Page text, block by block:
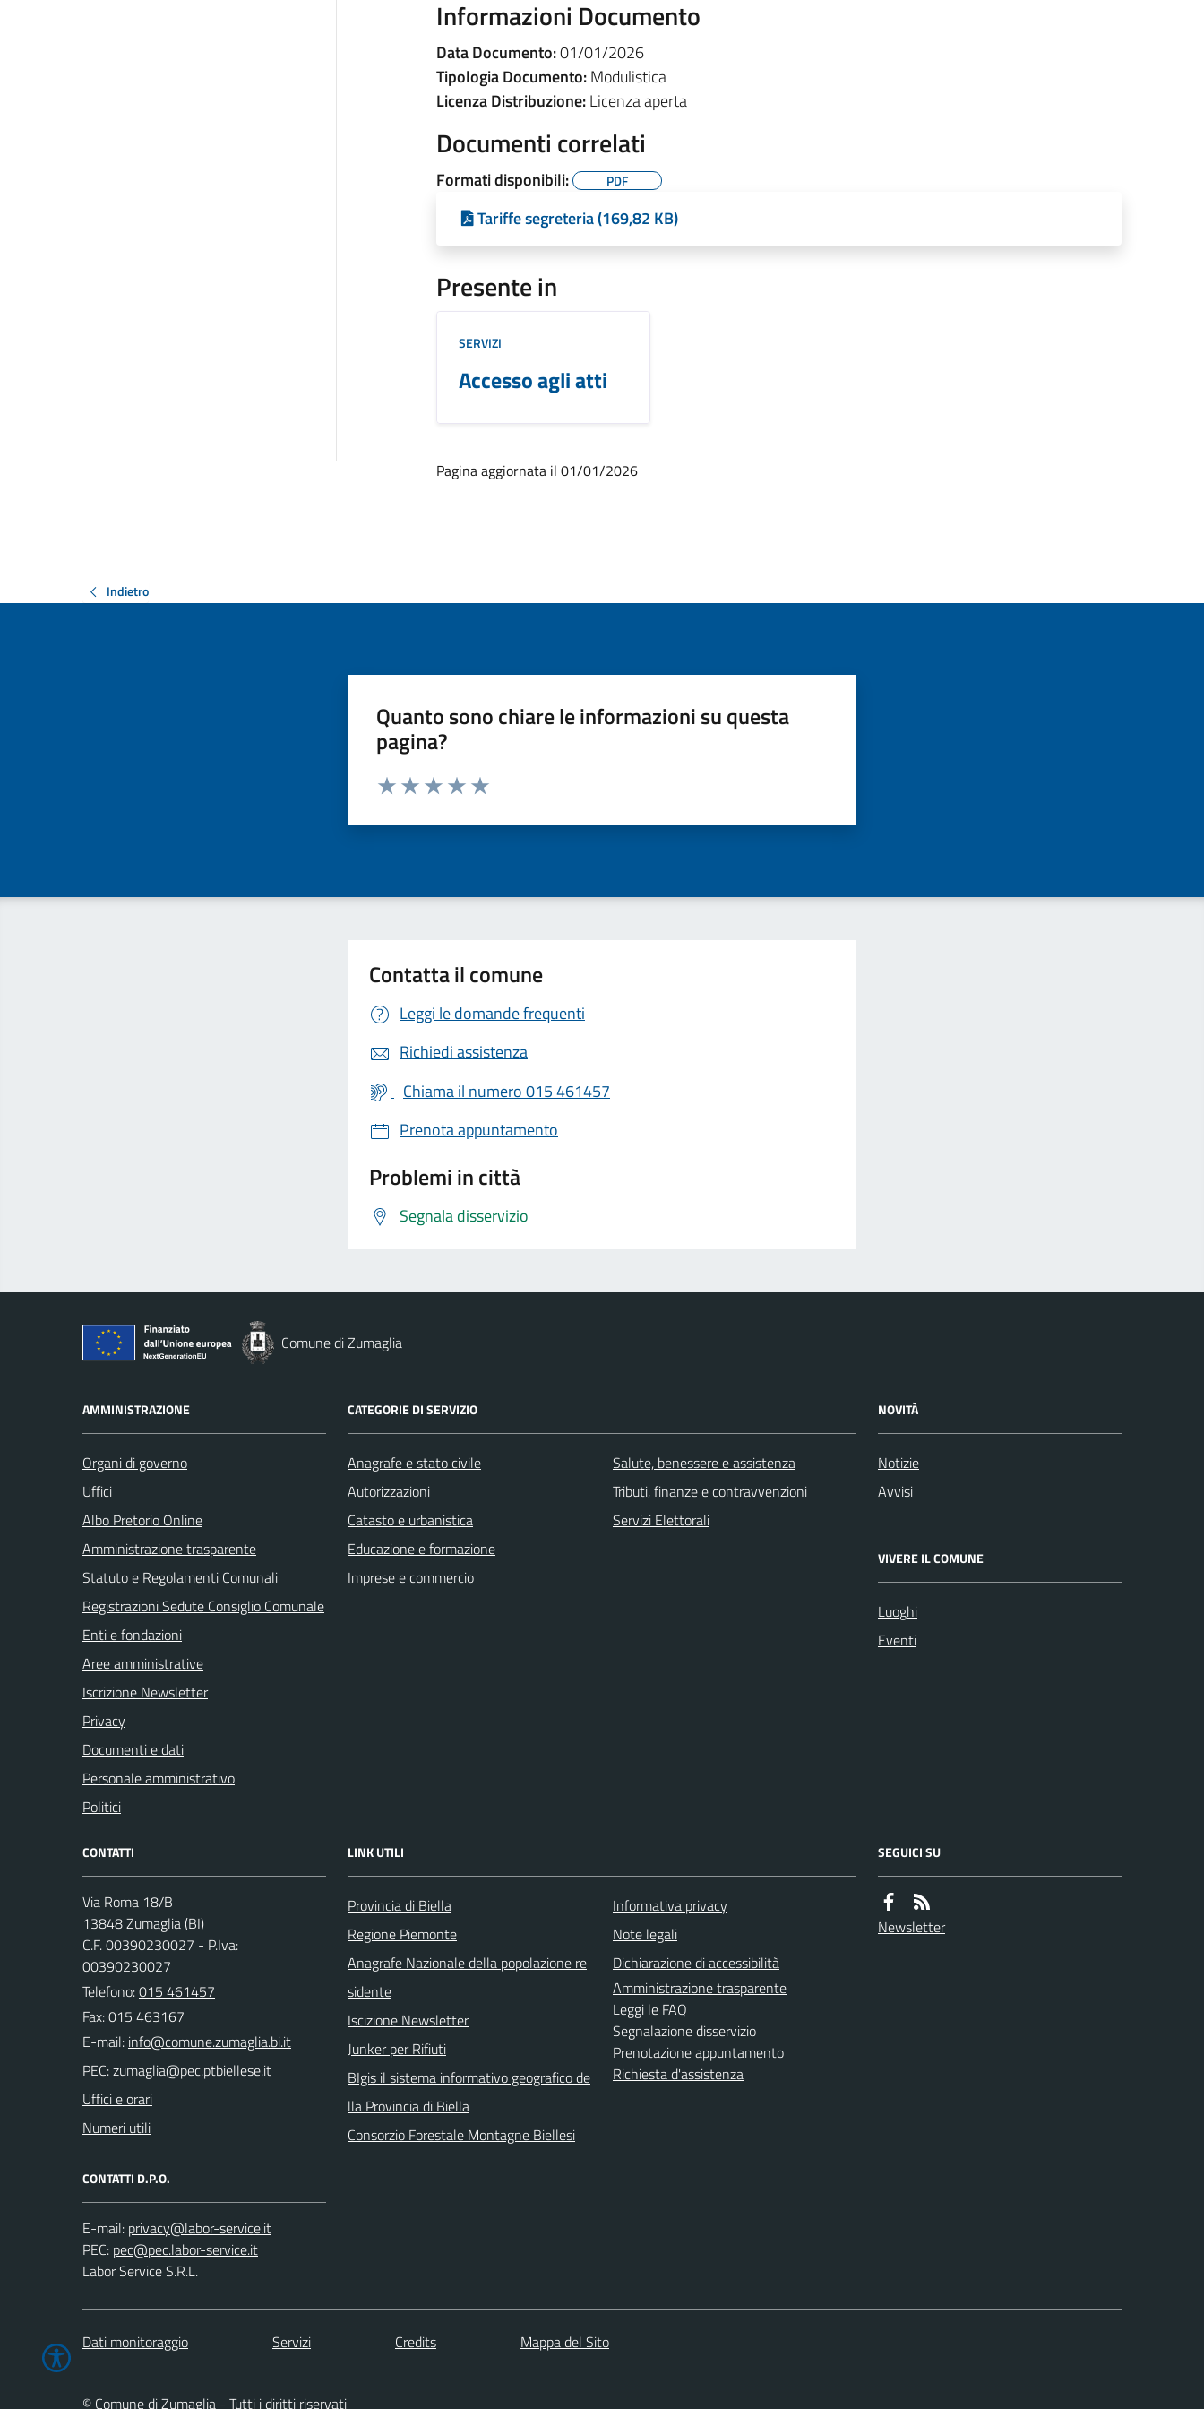
Informazioni Documento
Data Documento:01/01/2026
Tipologia Documento:Modulistica
Licenza Distribuzione:Licenza aperta
Documenti correlati
Formati disponibili: PDF
Tariffe segreteria (169,82 KB)
Presente in
SERVIZI
Accesso agli atti
Pagina aggiornata il 01/01/2026
Indietro
Quanto sono chiare le informazioni su questa
pagina?
Valuta da 1 a 5 stelle la pagina
Contatta il comune
Leggi le domande frequenti
Richiedi assistenza
Chiama il numero 015 461457
Prenota appuntamento
Problemi in città
Segnala disservizio
Comune di Zumaglia
AMMINISTRAZIONE
Organi di governo
Uffici
Albo Pretorio Online
Amministrazione trasparente
Statuto e Regolamenti Comunali
Registrazioni Sedute Consiglio Comunale
Enti e fondazioni
Aree amministrative
Iscrizione Newsletter
Privacy
Documenti e dati
Personale amministrativo
Politici
CATEGORIE DI SERVIZIO
Anagrafe e stato civile
Autorizzazioni
Catasto e urbanistica
Educazione e formazione
Imprese e commercio
Salute, benessere e assistenza
Tributi, finanze e contravvenzioni
Servizi Elettorali
NOVITÀ
Notizie
Avvisi
VIVERE IL COMUNE
Luoghi
Eventi
CONTATTI
Via Roma 18/B
13848 Zumaglia (BI)
C.F. 00390230027 - P.Iva:
00390230027
Telefono:015 461457
Fax: 015 463167
E-mail:
PEC:
Uffici e orari
Numeri utili
CONTATTI D.P.O.
E-mail:
PEC:
Labor Service S.R.L.
LINK UTILI
Provincia di Biella
Regione Piemonte
Anagrafe Nazionale della popolazione re
sidente
Iscizione Newsletter
Junker per Rifiuti
BIgis il sistema informativo geografico de
lla Provincia di Biella
Consorzio Forestale Montagne Biellesi
Informativa privacy
Note legali
Dichiarazione di accessibilità
Amministrazione trasparente
Leggi le FAQ
Segnalazione disservizio
Prenotazione appuntamento
Richiesta d'assistenza
SEGUICI SU
Newsletter
Dati monitoraggio Servizi Credits Mappa del Sito
© Comune di Zumaglia - Tutti i diritti riservati